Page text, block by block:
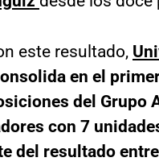
este resultado,
en el
del Grupo
con 7
del resultado entre